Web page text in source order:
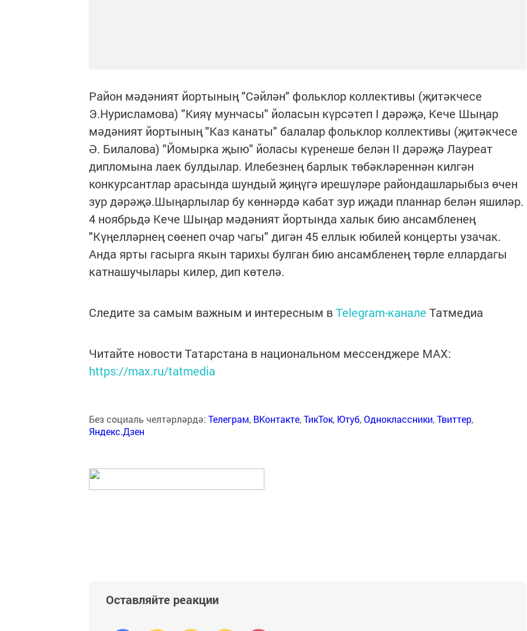
Район мәдәният йортының "Сәйлән" фольк­лор коллективы (җитәкчесе
Э.Нурисламова) "Кияү мунчасы" йоласын күрсәтеп I дәрәҗә, Кече Шыңар
мәдәният йортының "Каз канаты" балалар фольк­лор коллективы (җитәкчесе
Ә. Билалова) "Йомырка җыю" йоласы күренеше белән II дәрәҗә Лауреат
дипломына лаек булдылар. Илебезнең барлык төбәкләреннән килгән
конкурсантлар арасында шундый җиңүгә ирешүләре райондашларыбыз өчен
зур дәрәҗә.Шыңарлылар бу көннәрдә кабат зур иҗади планнар белән яшиләр.
4 ноябрьдә Кече Шыңар мәдәният йортында халык бию ансамбленең
"Күңелләрнең сөенеп очар чагы" дигән 45 еллык юбилей концерты узачак.
Анда ярты гасырга якын тарихы булган бию ансамбленең төрле еллардагы
катнашучылары килер, дип көтелә.
Следите за самым важным и интересным вTelegram-канале Татмедиа
Читайте новости Татарстана в национальном мессенджере MАХ:
https://max.ru/tatmedia
Без социаль челтәрләрдә: Телеграм, ВКонтакте,ТикТок, Ютуб,Одноклассники,Твиттер,
Яндекс.Дзен
Оставляйте реакции